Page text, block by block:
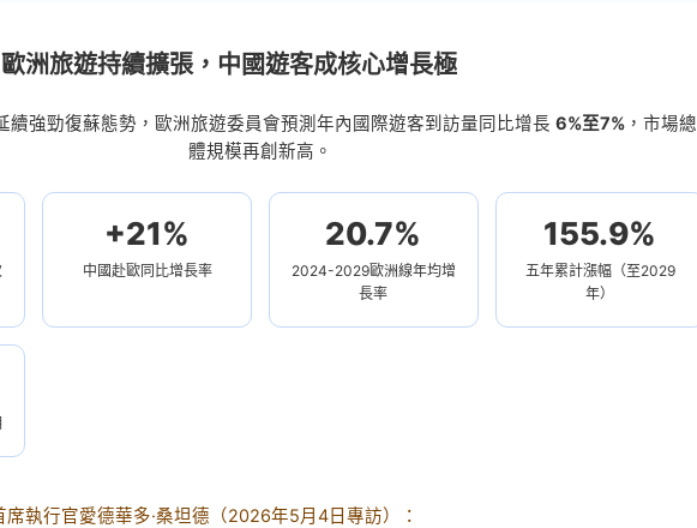
洲旅遊持續擴張，中國遊客成核心增長極
續強勁復蘇態勢，歐洲旅遊委員會預測年內國際遊客到訪量同比增長 6%至7% ，市場總
體規模再創新高。
+21%
中國赴歐同比增長率
20.7%
2024-2029歐洲線年均增
長率
155.9%
五年累計漲幅（至2029
年）
執行官愛德華多·桑坦德（2026年5月4日專訪）：